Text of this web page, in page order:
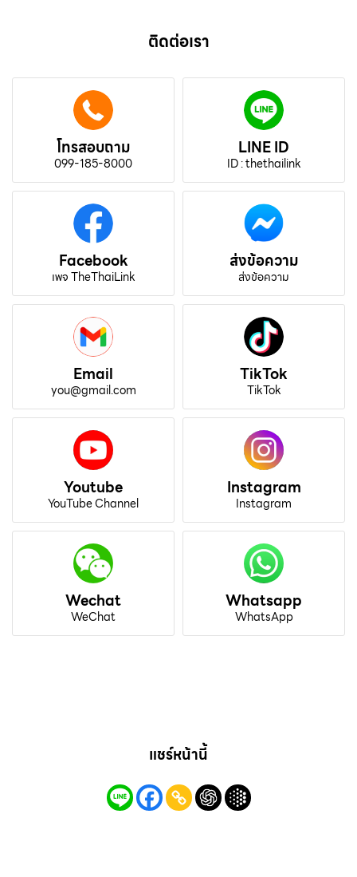
ติดต่อเรา
โทรสอบถาม
099-185-8000
LINE ID
ID : thethailink
Facebook
เพจ TheThaiLink
ส่งข้อความ
ส่งข้อความ
Email
you@gmail.com
TikTok
TikTok
Youtube
YouTube Channel
Instagram
Instagram
Wechat
WeChat
Whatsapp
WhatsApp
แชร์หน้านี้